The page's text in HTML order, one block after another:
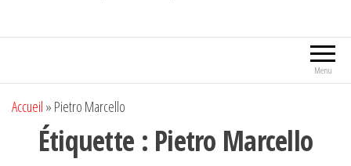
Menu
Accueil » Pietro Marcello
Étiquette : Pietro Marcello